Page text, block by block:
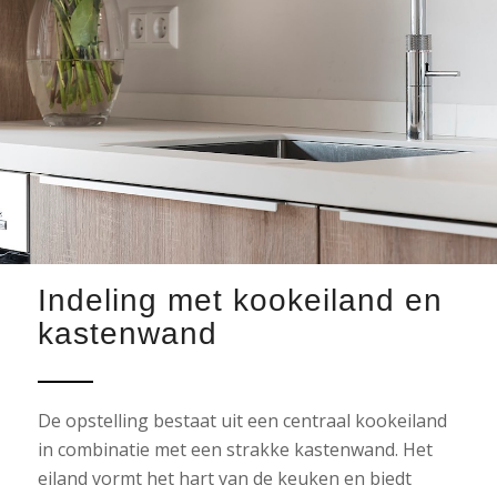
Indeling met kookeiland en
kastenwand
De opstelling bestaat uit een centraal kookeiland
in combinatie met een strakke kastenwand. Het
eiland vormt het hart van de keuken en biedt